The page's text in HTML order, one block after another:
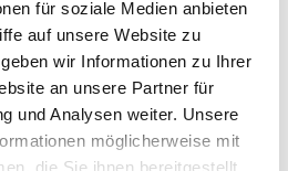
für soziale Medien anbieten
auf unsere Website zu
wir Informationen zu Ihrer
an unsere Partner für
und Analysen weiter. Unsere
möglicherweise mit
die Sie ihnen bereitgestellt